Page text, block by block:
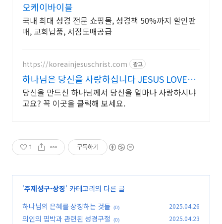
오케이바이블
국내 최대 성경 전문 쇼핑몰, 성경책 50%까지 할인판
매, 교회납품, 서점도매공급
https://koreainjesuschrist.com 광고
하나님은 당신을 사랑하십니다 JESUS LOVES
YOU
당신을 만드신 하나님께서 당신을 얼마나 사랑하시냐
고요? 꼭 이곳을 클릭해 보세요.
1 구독하기
'주제성구-상징' 카테고리의 다른 글
하나님의 은혜를 상징하는 것들 (0) 2025.04.26
의인의 핍박과 관련된 성경구절 (0) 2025.04.23